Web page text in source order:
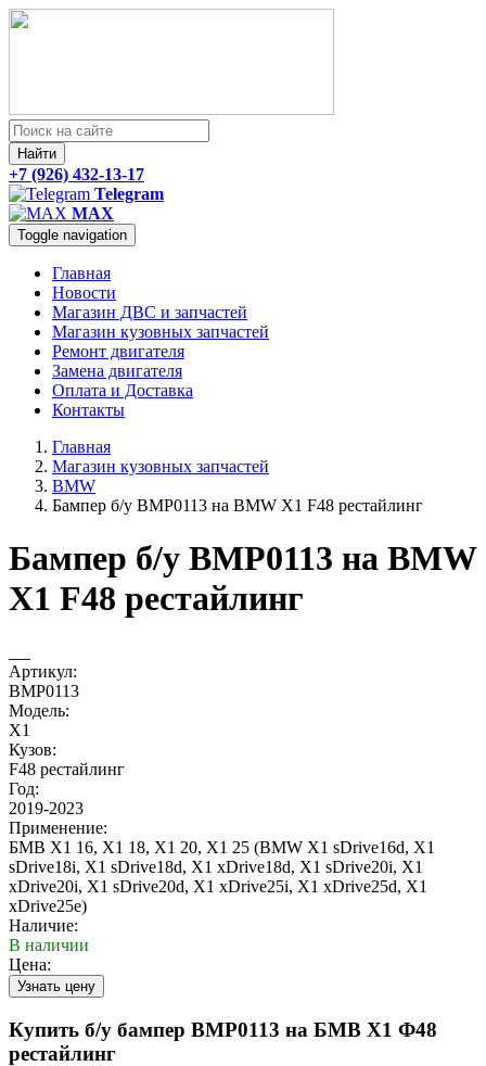
Найти
+7 (926) 432-13-17
Telegram
MAX
Toggle navigation
Главная
Новости
Магазин ДВС и запчастей
Магазин кузовных запчастей
Ремонт двигателя
Замена двигателя
Оплата и Доставка
Контакты
Главная
Магазин кузовных запчастей
BMW
Бампер б/у BMP0113 на BMW X1 F48 рестайлинг
Бампер б/у BMP0113 на BMW
X1 F48 рестайлинг
Артикул:
BMP0113
Модель:
X1
Кузов:
F48 рестайлинг
Год:
2019-2023
Применение:
БМВ Х1 16, Х1 18, Х1 20, Х1 25 (BMW X1 sDrive16d, X1
sDrive18i, X1 sDrive18d, X1 xDrive18d, X1 sDrive20i, X1
xDrive20i, X1 sDrive20d, X1 xDrive25i, X1 xDrive25d, X1
xDrive25e)
Наличие:
В наличии
Цена:
Купить б/у бампер BMP0113 на БМВ Х1 Ф48
рестайлинг